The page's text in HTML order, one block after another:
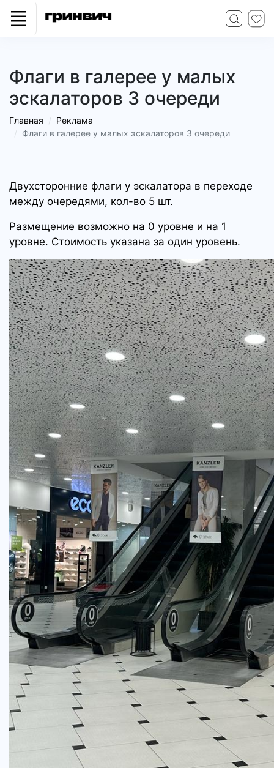
Флаги в галерее у малых
эскалаторов 3 очереди
Главная
Реклама
Флаги в галерее у малых эскалаторов 3 очереди
Двухсторонние флаги у эскалатора в переходе
между очередями, кол-во 5 шт.
Размещение возможно на 0 уровне и на 1
уровне. Стоимость указана за один уровень.